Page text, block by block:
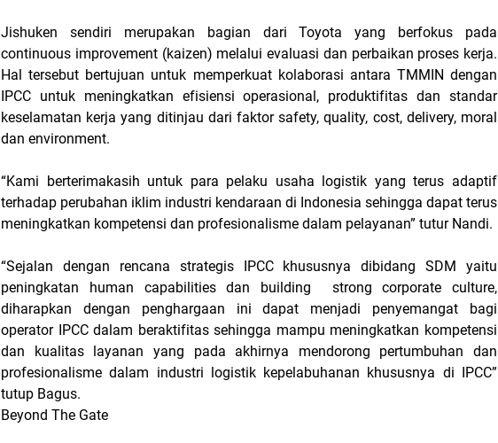
Jishuken sendiri merupakan bagian dari Toyota yang berfokus pada
continuous improvement (kaizen) melalui evaluasi dan perbaikan proses kerja.
Hal tersebut bertujuan untuk memperkuat kolaborasi antara TMMIN dengan
IPCC untuk meningkatkan efisiensi operasional, produktifitas dan standar
keselamatan kerja yang ditinjau dari faktor safety, quality, cost, delivery, moral
dan environment.
“Kami berterimakasih untuk para pelaku usaha logistik yang terus adaptif
terhadap perubahan iklim industri kendaraan di Indonesia sehingga dapat terus
meningkatkan kompetensi dan profesionalisme dalam pelayanan” tutur Nandi.
“Sejalan dengan rencana strategis IPCC khususnya dibidang SDM yaitu
peningkatan human capabilities dan building
strong corporate culture,
diharapkan dengan penghargaan ini dapat menjadi penyemangat bagi
operator IPCC dalam beraktifitas sehingga mampu meningkatkan kompetensi
dan kualitas layanan yang pada akhirnya mendorong pertumbuhan dan
profesionalisme dalam industri logistik kepelabuhanan khususnya di IPCC”
tutup Bagus.
Beyond The Gate